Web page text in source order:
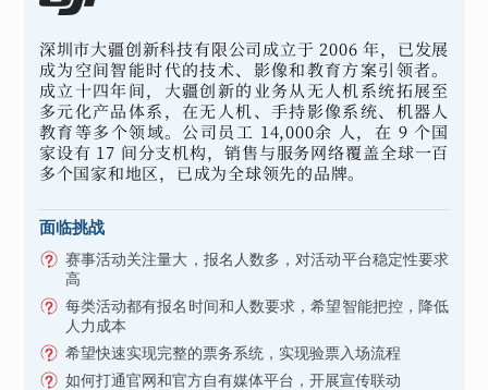
深圳市大疆创新科技有限公司成立于 2006 年，已发展
成为空间智能时代的技术、影像和教育方案引领者。
成立十四年间，大疆创新的业务从无人机系统拓展至
多元化产品体系，在无人机、手持影像系统、机器人
教育等多个领域。公司员工 14,000余 人，在 9 个国
家设有 17 间分支机构，销售与服务网络覆盖全球一百
多个国家和地区，已成为全球领先的品牌。
面临挑战
赛事活动关注量大，报名人数多，对活动平台稳定性要求
高
每类活动都有报名时间和人数要求，希望智能把控，降低
人力成本
希望快速实现完整的票务系统，实现验票入场流程
如何打通官网和官方自有媒体平台，开展宣传联动